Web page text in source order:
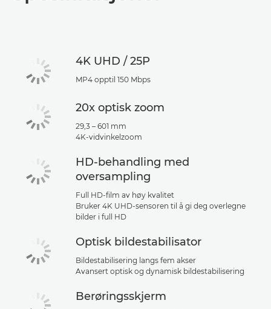
4K UHD / 25P
MP4 opptil 150 Mbps
20x optisk zoom
29,3 – 601 mm
4K-vidvinkelzoom
HD-behandling med
oversampling
Full HD-film av høy kvalitet
Bruker 4K UHD-sensoren til å gi deg overlegne
bilder i full HD
Optisk bildestabilisator
Bildestabilisering langs fem akser
Avansert optisk og dynamisk bildestabilisering
Berøringsskjerm